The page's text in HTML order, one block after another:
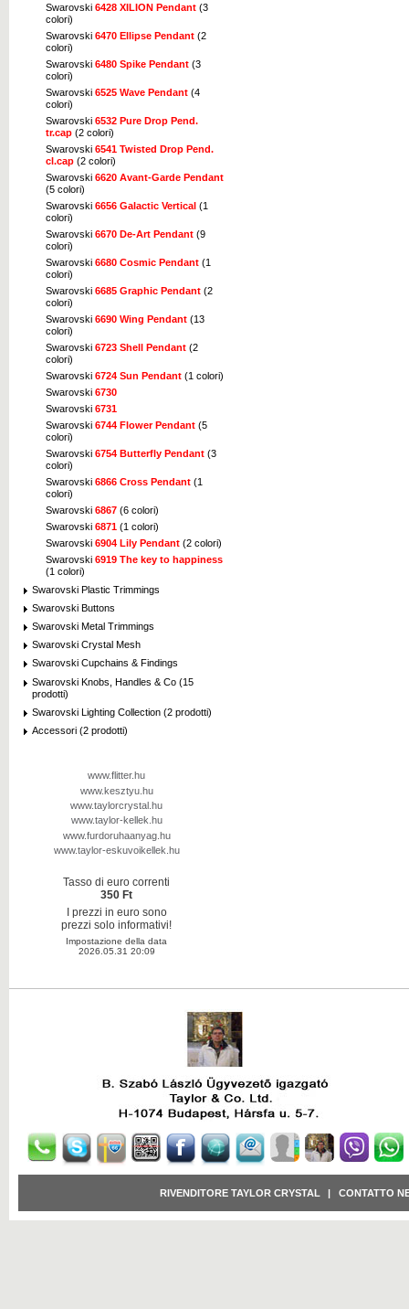
Swarovski 6428 XILION Pendant (3
colori)
Swarovski 6470 Ellipse Pendant (2
colori)
Swarovski 6480 Spike Pendant (3
colori)
Swarovski 6525 Wave Pendant (4
colori)
Swarovski 6532 Pure Drop Pend.
tr.cap (2 colori)
Swarovski 6541 Twisted Drop Pend.
cl.cap (2 colori)
Swarovski 6620 Avant-Garde Pendant
(5 colori)
Swarovski 6656 Galactic Vertical (1
colori)
Swarovski 6670 De-Art Pendant (9
colori)
Swarovski 6680 Cosmic Pendant (1
colori)
Swarovski 6685 Graphic Pendant (2
colori)
Swarovski 6690 Wing Pendant (13
colori)
Swarovski 6723 Shell Pendant (2
colori)
Swarovski 6724 Sun Pendant (1 colori)
Swarovski 6730
Swarovski 6731
Swarovski 6744 Flower Pendant (5
colori)
Swarovski 6754 Butterfly Pendant (3
colori)
Swarovski 6866 Cross Pendant (1
colori)
Swarovski 6867 (6 colori)
Swarovski 6871 (1 colori)
Swarovski 6904 Lily Pendant (2 colori)
Swarovski 6919 The key to happiness
(1 colori)
Swarovski Plastic Trimmings
Swarovski Buttons
Swarovski Metal Trimmings
Swarovski Crystal Mesh
Swarovski Cupchains & Findings
Swarovski Knobs, Handles & Co (15
prodotti)
Swarovski Lighting Collection (2 prodotti)
Accessori (2 prodotti)
www.flitter.hu
www.kesztyu.hu
www.taylorcrystal.hu
www.taylor-kellek.hu
www.furdoruhaanyag.hu
www.taylor-eskuvoikellek.hu
Tasso di euro correnti
350 Ft
I prezzi in euro sono
prezzi solo informativi!
Impostazione della data
2026.05.31 20:09
RIVENDITORE TAYLOR CRYSTAL CONTATTO